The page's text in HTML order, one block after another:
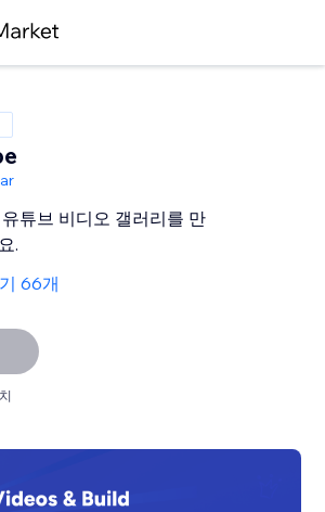
튜브 비디오 갤러리를 만
.
66개